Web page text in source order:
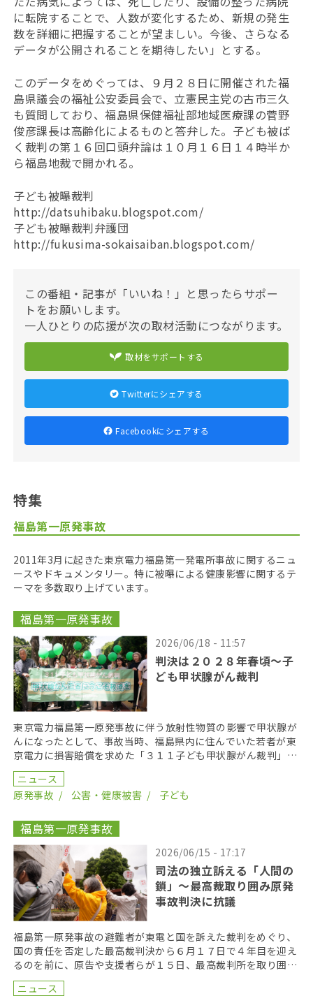
に転院することで、人数が変化するため、新規の発生
数を詳細に把握することが望ましい。今後、さらなる
データが公開されることを期待したい」とする。
このデータをめぐっては、９月２８日に開催された福
島県議会の福祉公安委員会で、立憲民主党の古市三久
も質問しており、福島県保健福祉部地域医療課の菅野
俊彦課長は高齢化によるものと答弁した。子ども被ば
く裁判の第１６回口頭弁論は１０月１６日１４時半か
ら福島地裁で開かれる。
子ども被曝裁判
http://datsuhibaku.blogspot.com/
子ども被曝裁判弁護団
http://fukusima-sokaisaiban.blogspot.com/
この番組・記事が「いいね！」と思ったらサポー
トをお願いします。
一人ひとりの応援が次の取材活動につながります。
取材をサポートする
Twitterにシェアする
Facebookにシェアする
特集
福島第一原発事故
2011年3月に起きた東京電力福島第一発電所事故に関するニュ
ースやドキュメンタリー。特に被曝による健康影響に関するテ
ーマを多数取り上げています。
福島第一原発事故
2026/06/18 - 11:57
判決は２０２８年春頃〜子
ども甲状腺がん裁判
東京電力福島第一原発事故に伴う放射性物質の影響で甲状腺が
んになったとして、事故当時、福島県内に住んでいた若者が東
京電力に損害賠償を求めた「３１１子ども甲状腺がん裁判」の
第１８回口頭弁論が２０２６年６月１７日に開かれた。裁 […]
ニュース
原発事故
公害・健康被害 子ども
福島第一原発事故
2026/06/15 - 17:17
司法の独立訴える「人間の
鎖」〜最高裁取り囲み原発
事故判決に抗議
福島第一原発事故の避難者が東電と国を訴えた裁判をめぐり、
国の責任を否定した最高裁判決から６月１７日で４年目を迎え
るのを前に、原告や支援者らが１５日、最高裁判所を取り囲む
「人間の鎖」を行い、司法の独立を訴えた。 呼びかけた […]
ニュース